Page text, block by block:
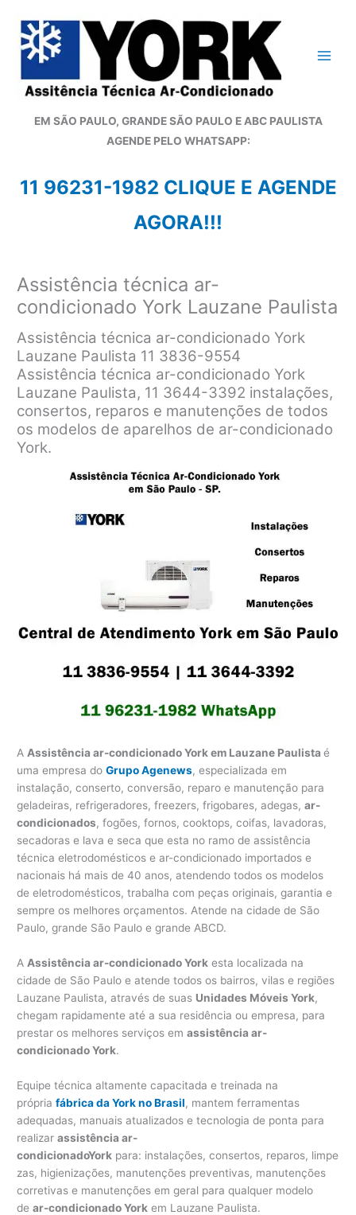
para
conteúdo
EM SÃO PAULO, GRANDE SÃO PAULO E ABC PAULISTA
AGENDE PELO WHATSAPP:
11 96231-1982 CLIQUE E AGENDE
AGORA!!!
Assistência técnica ar-
condicionado York Lauzane Paulista
Assistência técnica ar-condicionado York
Lauzane Paulista 11 3836-9554
Assistência técnica ar-condicionado York
Lauzane Paulista, 11 3644-3392 instalações,
consertos, reparos e manutenções de todos
os modelos de aparelhos de ar-condicionado
York.
A Assistência ar-condicionado York em Lauzane Paulistaé
uma empresa doGrupo Agenews, especializada em
instalação, conserto, conversão, reparo e manutenção para
geladeiras, refrigeradores, freezers, frigobares, adegas,ar-
condicionados, fogões, fornos, cooktops, coifas, lavadoras,
secadoras e lava e seca que esta no ramo de assistência
técnica eletrodomésticos e ar-condicionado importados e
nacionais há mais de 40 anos, atendendo todos os modelos
de eletrodomésticos, trabalha com peças originais, garantia e
sempre os melhores orçamentos. Atende na cidade de São
Paulo, grande São Paulo e grande ABCD.
A Assistência ar-condicionado York esta localizada na
cidade de São Paulo e atende todos os bairros, vilas e regiões
Lauzane Paulista, através de suas Unidades Móveis York,
chegam rapidamente até a sua residência ou empresa, para
prestar os melhores serviços emassistência ar-
condicionado York.
Equipe técnica altamente capacitada e treinada na
própriafábrica da York no Brasil, mantem ferramentas
adequadas, manuais atualizados e tecnologia de ponta para
realizarassistência ar-
condicionadoYork para: instalações, consertos, reparos, limpe
zas, higienizações, manutenções preventivas, manutenções
corretivas e manutenções em geral para qualquer modelo
dear-condicionado York em Lauzane Paulista.